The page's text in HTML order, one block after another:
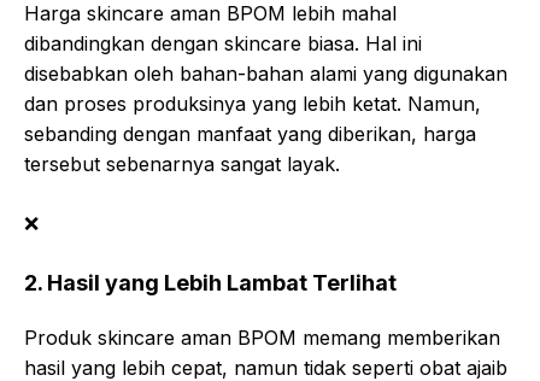
Harga skincare aman BPOM lebih mahal
dibandingkan dengan skincare biasa. Hal ini
disebabkan oleh bahan-bahan alami yang digunakan
dan proses produksinya yang lebih ketat. Namun,
sebanding dengan manfaat yang diberikan, harga
tersebut sebenarnya sangat layak.
❌
2. Hasil yang Lebih Lambat Terlihat
Produk skincare aman BPOM memang memberikan
hasil yang lebih cepat, namun tidak seperti obat ajaib